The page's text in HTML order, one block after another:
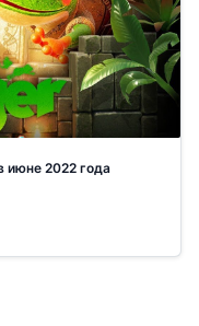
июне 2022 года